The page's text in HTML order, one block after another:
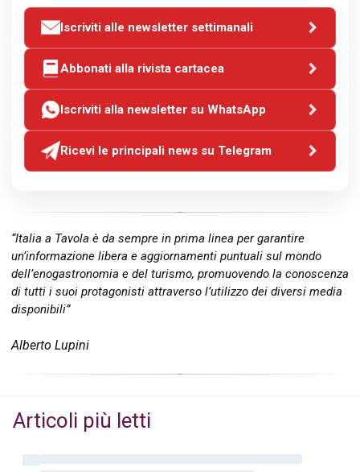
Iscriviti alle newsletter settimanali
Abbonati alla rivista cartacea
Iscriviti alla newsletter su WhatsApp
Ricevi le principali news su Telegram
“Italia a Tavola è da sempre in prima linea per garantire
un’informazione libera e aggiornamenti puntuali sul mondo
dell’enogastronomia e del turismo, promuovendo la conoscenza
di tutti i suoi protagonisti attraverso l’utilizzo dei diversi media
disponibili”
Alberto Lupini
Articoli più letti